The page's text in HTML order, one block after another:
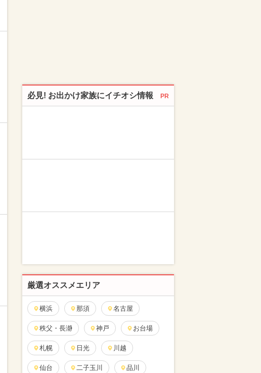
必見! お出かけ家族にイチオシ情報 PR
厳選オススメエリア
横浜 那須 名古屋
秩父・長瀞 神戸 お台場
札幌 日光 川越
仙台 二子玉川 品川